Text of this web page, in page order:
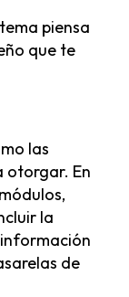
piensa
que te
las
otorgar. En
la
de